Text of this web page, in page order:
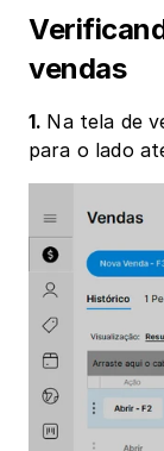
vendas
1. Na tela de
para o lado